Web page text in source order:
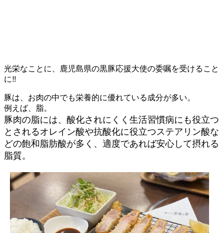
光栄なことに、鹿児島県の黒豚応援大使の委嘱を受けること
に‼︎
豚は、お肉の中でも栄養的に優れている成分が多い。
例えば、脂。
豚肉の脂には、酸化されにくく生活習慣病にも役立つ
とされるオレイン酸や抗酸化に役立つステアリン酸な
どの飽和脂肪酸が多く、適度であれば安心して摂れる
脂質。